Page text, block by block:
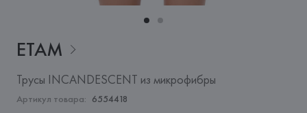
ETAM
Трусы INCANDESCENT из микрофибры
Артикул товара: 6554418